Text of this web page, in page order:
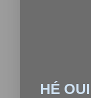
HÉ